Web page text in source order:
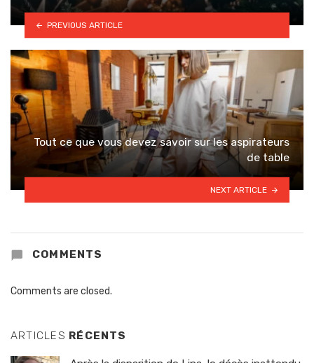
PREVIOUS ARTICLE
Tout ce que vous devez savoir sur les aspirateurs
de table
NEXT ARTICLE
COMMENTS
Comments are closed.
ARTICLES RÉCENTS